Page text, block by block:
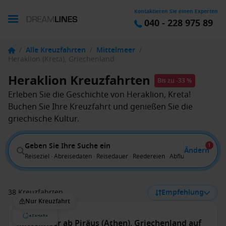
Kontaktieren Sie einen Experten
040 - 228 975 89
/ Alle Kreuzfahrten / Mittelmeer /
Heraklion (Kreta), Griechenland
Heraklion Kreuzfahrten Bis zu -33 %
Erleben Sie die Geschichte von Heraklion, Kreta!
Buchen Sie Ihre Kreuzfahrt und genießen Sie die
griechische Kultur.
Geben Sie Ihre Suche ein
Reiseziel · Abreisedaten · Reisedauer · Reedereien · Abflug von
Ändern
1
38 Kreuzfahrten Empfehlung
Nur Kreuzfahrt
Mittelmeer ab Piräus (Athen), Griechenland auf